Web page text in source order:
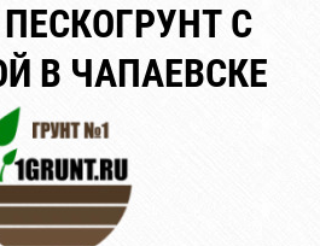
С
В ЧАПАЕВСКЕ